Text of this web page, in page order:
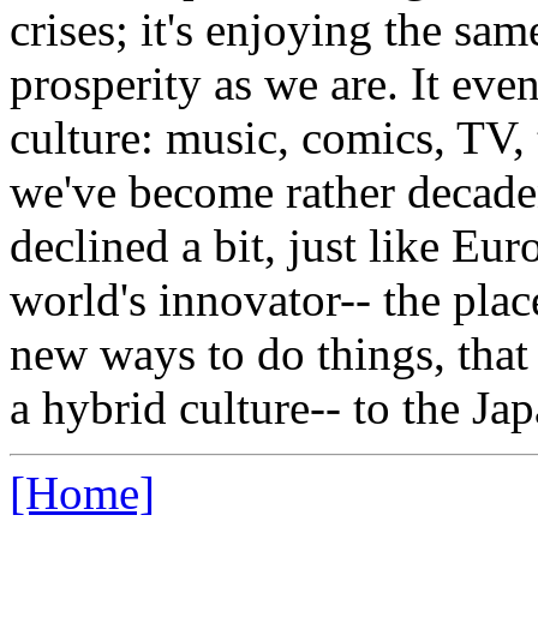
crises; it's enjoying the
prosperity as we are. It
culture: music, comics,
we've become rather
declined a bit, just like
world's innovator-- the
new ways to do things,
a hybrid culture-- to the
[Home]